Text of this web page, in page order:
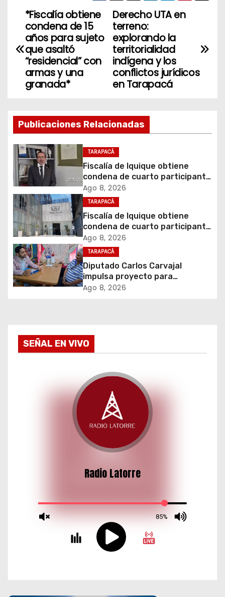
N
a
c
i
ó
n
d
e
e
r
a
Derecho UTA en
terreno:
explorando la
territorialidad
indígena y los
conflictos jurídicos
en Tarapacá
*Fiscalía obtiene
condena de 15
años para sujeto
que asaltó
“residencial” con
armas y una
granada*
Publicaciones Relacionadas
TARAPACÁ
Fiscalía de Iquique obtiene
condena de cuarto participante
en violento asalto a
comerciante
Ago 8, 2026
TARAPACÁ
Fiscalía de Iquique obtiene
condena de cuarto participante
en violento asalto a
comerciante
Ago 8, 2026
TARAPACÁ
Diputado Carlos Carvajal
impulsa proyecto para
homenajear en vida al campeón
Ago 8, 2026
SEÑAL EN VIVO